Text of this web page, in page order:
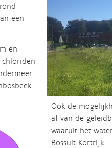
een
en
chloriden
Ook de
af van de
waaruit het
Bossuit-Kortrijk.